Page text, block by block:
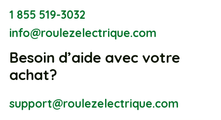
1 855 519-3032
info@roulezelectrique.com
Besoin d’aide avec votre
achat?
support@roulezelectrique.com